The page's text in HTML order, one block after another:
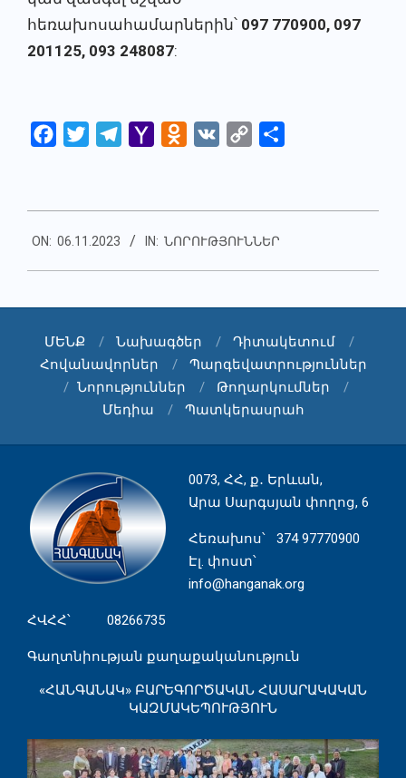
հեռախոսահամարներին՝ 097 770900, 097
201125, 093 248087:
Facebook
Twitter Telegram
Yahoo
Odnoklassniki
VK
Copy
11-
06
ON: 06.11.2023 IN: ՆՈՐՈՒԹՅՈՒՆՆԵՐ
ՄԵՆՔ Նախագծեր
Դիտակետում
Հովանավորներ
Պարգեվատրություններ
Նորություններ
Թողարկումներ
Մեդիա
Պատկերասրահ
0073, ՀՀ, ք․ Երևան,
Արա Սարգսյան փողոց, 6
Հեռախոս՝ 374 97770900
Էլ. փոստ՝
info@hanganak.org
ՀՎՀՀ՝ 08266735
Գաղտնիության քաղաքականություն
«ՀԱՆԳԱՆԱԿ» ԲԱՐԵԳՈՐԾԱԿԱՆ ՀԱՍԱՐԱԿԱԿԱՆ
ԿԱԶՄԱԿԵՊՈՒԹՅՈՒՆ